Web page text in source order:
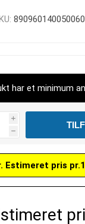
890960140050060
har et minimum
i
h
Estimeret pris